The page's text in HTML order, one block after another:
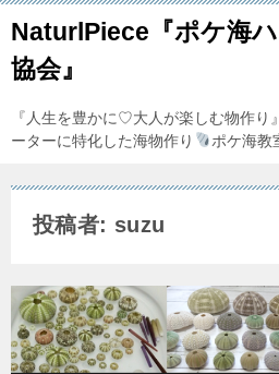
NaturlPiece『ポケ海
協会』
『人生を豊かに♡大人が楽しむ物作り
ーターに特化した海物作り
ポケ海教
投稿者: suzu